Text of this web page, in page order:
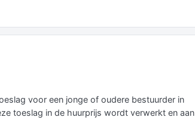
voor een jonge of oudere bestuurder in
toeslag in de huurprijs wordt verwerkt en aan